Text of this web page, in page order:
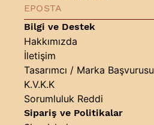
Bilgi ve Destek
Hakkımızda
İletişim
Tasarımcı / Marka Başvurusu
K.V.K.K
Sorumluluk Reddi
Sipariş ve Politikalar